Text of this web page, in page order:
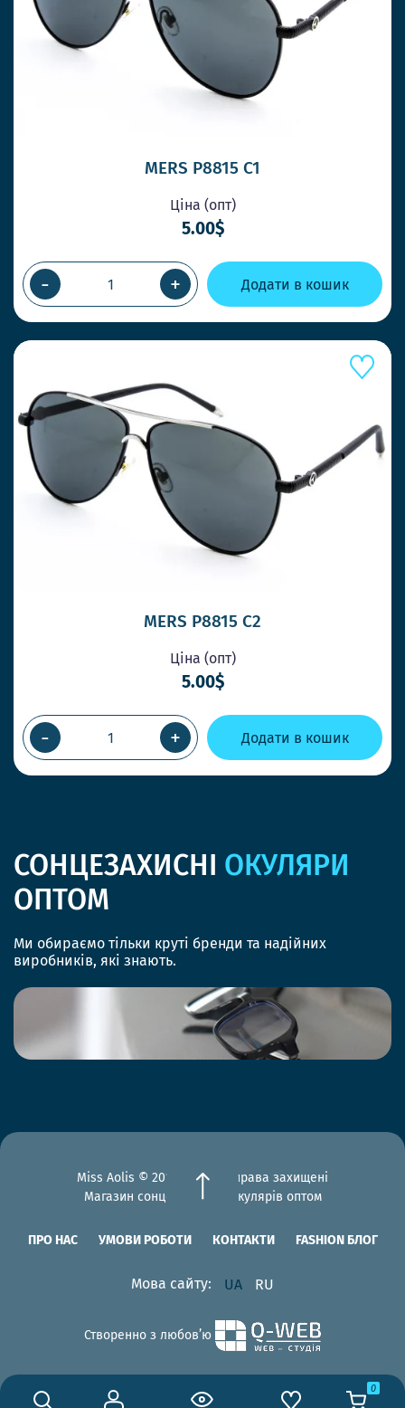
MERS P8815 C1
Ціна (опт)
5.00$
- + Додати в кошик
MERS P8815 C2
Ціна (опт)
5.00$
- + Додати в кошик
СОНЦЕЗАХИСНІ ОКУЛЯРИ
ОПТОМ
Ми обираємо тільки круті бренди та надійних
виробників, які знають.
Miss Aolis © 2012-2026 Всі права захищені
Магазин сонцезахисних окулярів оптом
ПРО НАС УМОВИ РОБОТИ КОНТАКТИ FASHION БЛОГ
Мова сайту: UA RU
Створенно з любов’ю
0